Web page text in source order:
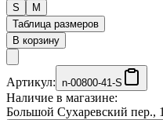
S
M
Таблица размеров
В корзину
Артикул: n-00800-41-S
Наличие в магазине:
Большой Сухаревский пер., 1